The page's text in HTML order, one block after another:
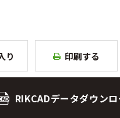
り 印刷する
RIKCADデータダウン